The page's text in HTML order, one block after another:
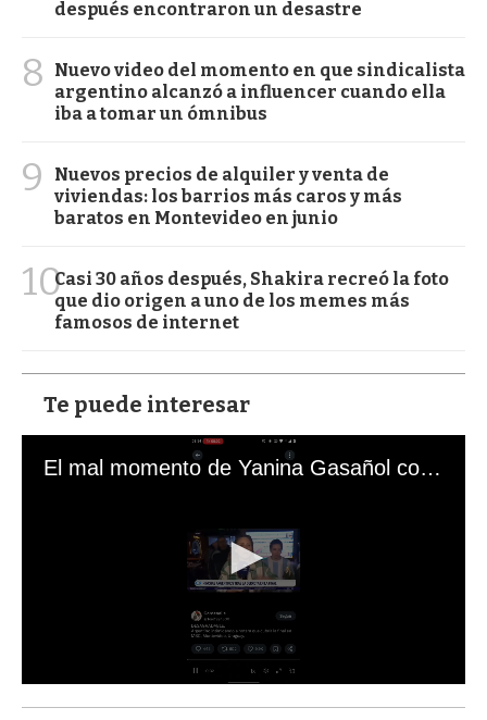
después encontraron un desastre
8
Nuevo video del momento en que sindicalista
argentino alcanzó a influencer cuando ella
iba a tomar un ómnibus
9
Nuevos precios de alquiler y venta de
viviendas: los barrios más caros y más
baratos en Montevideo en junio
10Casi 30 años después, Shakira recreó la foto
que dio origen a uno de los memes más
famosos de internet
Te puede interesar
El mal momento de Yanina Gasañol con un hincha argentino en "Subrayado"
s